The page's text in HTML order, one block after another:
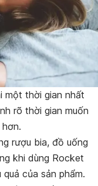
một thời gian nhất
rõ thời gian muốn
rượu bia, đồ uống
khi dùng Rocket
của sản phẩm.